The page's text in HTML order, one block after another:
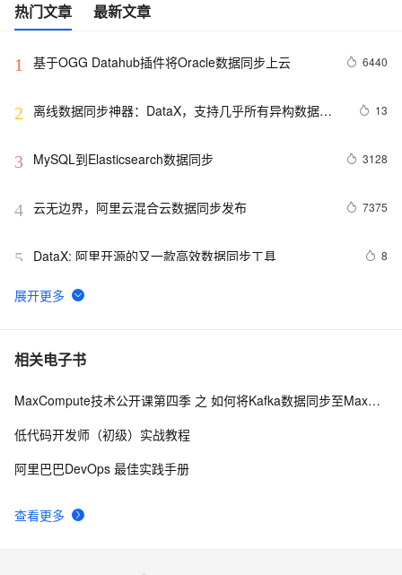
热门文章 最新文章
1 基于OGG Datahub插件将Oracle数据同步上云 6440
2
离线数据同步神器：DataX，支持几乎所有异构数据源
13
3 MySQL到Elasticsearch数据同步 3128
4 云无边界，阿里云混合云数据同步发布 7375
5 DataX: 阿里开源的又一款高效数据同步工具 8
6
DataWorks数据同步功能支持全量更新和增量更新两种方
7 Maxwell - 增量数据同步工具（2）
8 55-微服务技术栈（高级）：微服务网关Soul（数据同步
binlog利用canal实现mysql的数据同步到elasticsearch中
相关电子书
查看更多
MaxCompute技术公开课第四季 之 如何将Kafka数据同步至MaxCompute
低代码开发师（初级）实战教程
阿里巴巴DevOps 最佳实践手册